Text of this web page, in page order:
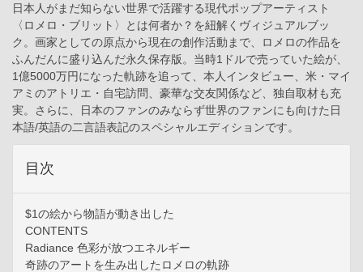
日本人がまだ知らない世界で活躍する現代ポップアーティスト
〈ロメロ・ブリット〉とは何者か？を紐解くヴィジュアルブッ
ク。画家としての原点から現在の創作活動まで、ロメロの作品を
ふんだんに盛り込んだ永久保存版。当時1ドルで売っていた絵が、
1億5000万円になった軌跡を追って、本人インタビュー、米・マイ
アミのアトリエ・自宅訪問、豪華な交友関係など、独自取材も充
実。さらに、日本のファンのみならず世界のファンにも向けた日
本語/英語の二言語表記のスペシャルエディションです。
目次
$1の絵から物語が動き出した
CONTENTS
Radiance 色彩が放つエネルギー
奇跡のアートを生み出したロメロの軌跡